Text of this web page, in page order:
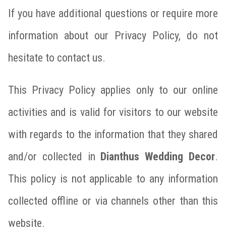
If you have additional questions or require more
information about our Privacy Policy, do not
hesitate to contact us.
This Privacy Policy applies only to our online
activities and is valid for visitors to our website
with regards to the information that they shared
and/or collected in Dianthus Wedding Decor.
This policy is not applicable to any information
collected offline or via channels other than this
website.